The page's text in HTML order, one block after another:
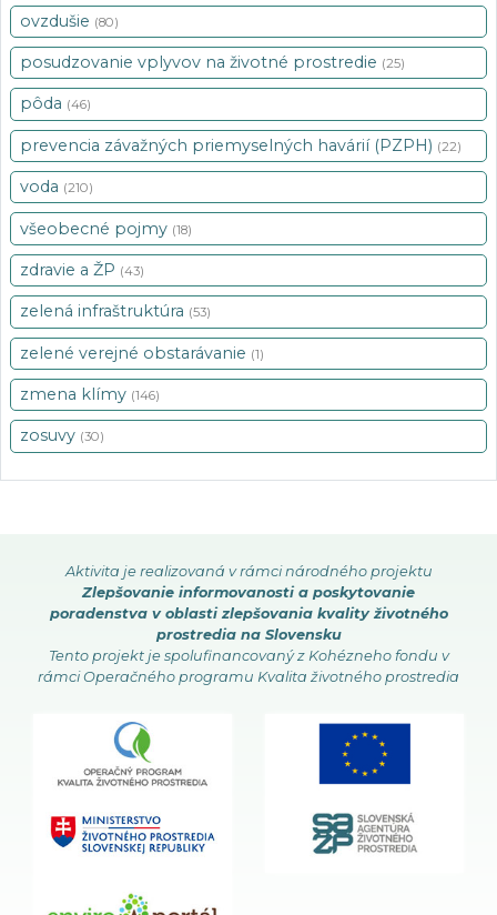
ovzdušie (80)
posudzovanie vplyvov na životné prostredie (25)
pôda (46)
prevencia závažných priemyselných havárií (PZPH) (22)
voda (210)
všeobecné pojmy (18)
zdravie a ŽP (43)
zelená infraštruktúra (53)
zelené verejné obstarávanie (1)
zmena klímy (146)
zosuvy (30)
Aktivita je realizovaná v rámci národného projektu
Zlepšovanie informovanosti a poskytovanie
poradenstva v oblasti zlepšovania kvality životného
prostredia na Slovensku
Tento projekt je spolufinancovaný z Kohézneho fondu v
rámci Operačného programu Kvalita životného prostredia